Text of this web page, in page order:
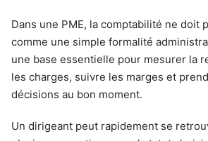
Dans une PME, la comptabilité ne doit
comme une simple formalité
une base essentielle pour mesurer la
les charges, suivre les marges et
décisions au bon moment.
Un dirigeant peut rapidement se